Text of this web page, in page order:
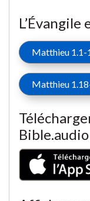
L’Évangile
Matthieu 1.1-
Matthieu
Bible.audio